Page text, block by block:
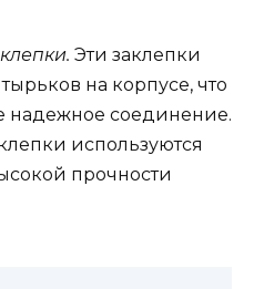
Эти заклепки
на корпусе, что
надежное соединение.
используются
прочности